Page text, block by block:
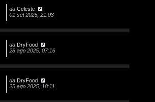
da Celeste
01 set 2025, 21:03
da DryFood
28 ago 2025, 07:16
da DryFood
25 ago 2025, 18:11